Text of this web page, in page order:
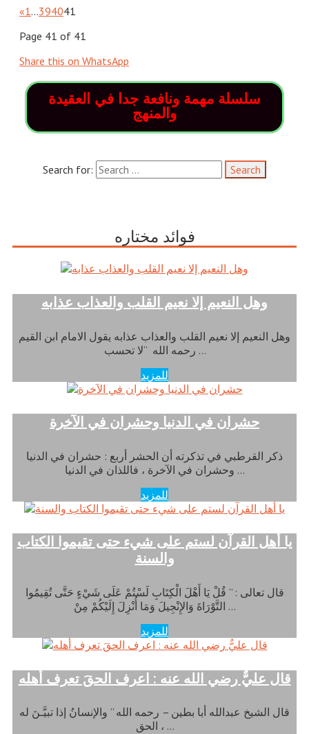
«1…394041
Page 41 of 41
Share this on WhatsApp
سلسلة مهمة ونافعة جدا في العقيدة
والمنهج
Search for:
فوائد مختاره
وهل النعيم إلا نعيم القلب والعذاب عذابه
وهل النعيم إلا نعيم القلب والعذاب عذابه يقول الامام ابن القيم
رحمه الله “لا تحسب …
للمزيد
حشران في الدنيا وحشران في الآخرة
ذكر القرطبي في تذكرته أن الحشر أربع : حشران في الدنيا
وحشران في الآخرة ، فاللذان في الدنيا …
للمزيد
يا أهل القرآن لستم على شيء حتى تقيموا الكتاب
والسنة
قال تعالى : ” قُلْ يَا أَهْلَ الْكِتَابِ لَسْتُمْ عَلَى شَيْءٍ حَتَّى تُقِيمُوا
التَّوْرَاةَ وَالإِنْجِيلَ وَمَا أُنْزِلَ إِلَيْكُمْ مِنْ …
للمزيد
قال عليٌّ رضي الله عنه : اعرف الحقَ تعرف أهله
قال الشيخ عبدالله أبا بطين – رحمه الله ” والإنسانُ إذا تبيَّـنَ له
الحق ، …